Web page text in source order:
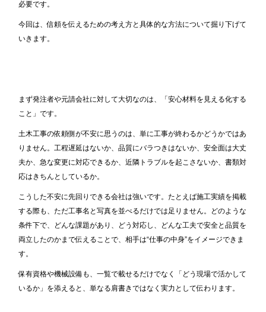
必要です。
今回は、信頼を伝えるための考え方と具体的な方法について掘り下げて
いきます。
まず発注者や元請会社に対して大切なのは、「安心材料を見える化する
こと」です。
土木工事の依頼側が不安に思うのは、単に工事が終わるかどうかではあ
りません。工程遅延はないか、品質にバラつきはないか、安全面は大丈
夫か、急な変更に対応できるか、近隣トラブルを起こさないか、書類対
応はきちんとしているか。
こうした不安に先回りできる会社は強いです。たとえば施工実績を掲載
する際も、ただ工事名と写真を並べるだけでは足りません。どのような
条件下で、どんな課題があり、どう対応し、どんな工夫で安全と品質を
両立したのかまで伝えることで、相手は“仕事の中身”をイメージできま
す。
保有資格や機械設備も、一覧で載せるだけでなく「どう現場で活かして
いるか」を添えると、単なる肩書きではなく実力として伝わります。